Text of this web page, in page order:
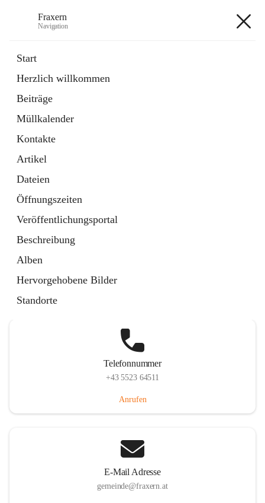
Fraxern
Navigation
Start
Herzlich willkommen
Beiträge
Müllkalender
Kontakte
Artikel
Dateien
Öffnungszeiten
Veröffentlichungsportal
Beschreibung
Alben
Hervorgehobene Bilder
Standorte
Ordner
in
Tab
Formulare
Artikel
öffnet
in
neuem
Tab
Telefonnummer
+43 5523 64511
Anrufen
E-Mail Adresse
gemeinde@fraxern.at